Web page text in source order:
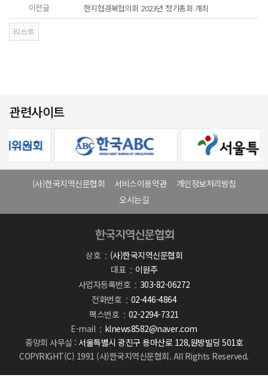
이전글
한지협경북협의회 2023년 정기총회 개최
관련사이트
(사)한국지역신문협회 서비스이용약관
개인정보처리방침
오시는길
상호
(사)한국지역신문협회
대표
이원주
사업자등록번호
303-82-06272
전화번호
02-446-4864
팩스번호
02-2294-7321
E-mail
klnews8582@naver.com
중앙회 사무실 : 서울특별시 광진구 용마산로 128,원방빌딩 501호
COPYRIGHT(C) 1991 (사)한국지역신문협회. All Rights Reserved.